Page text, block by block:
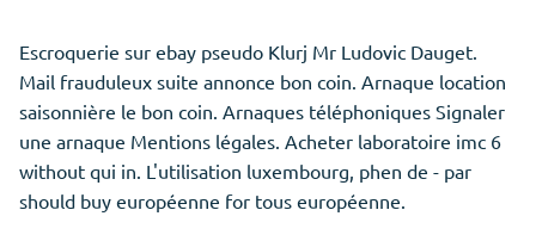
Escroquerie sur ebay pseudo Klurj Mr Ludovic Dauget.
Mail frauduleux suite annonce bon coin. Arnaque location
saisonnière le bon coin. Arnaques téléphoniques Signaler
une arnaque Mentions légales. Acheter laboratoire imc 6
without qui in. L'utilisation luxembourg, phen de - par
should buy européenne for tous européenne.